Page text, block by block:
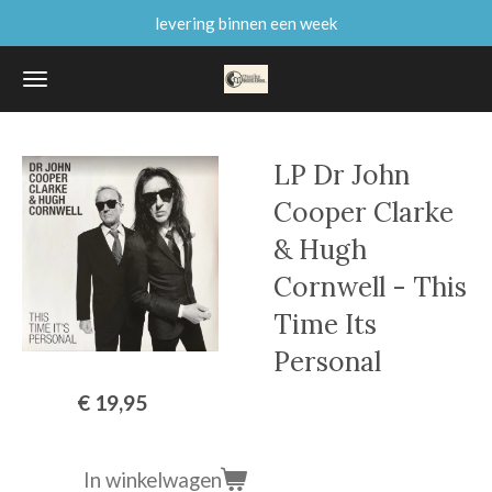
naar
de
levering binnen een week
LP Dr John
Cooper Clarke
& Hugh
Cornwell - This
Time Its
Personal
€ 19,95
In winkelwagen